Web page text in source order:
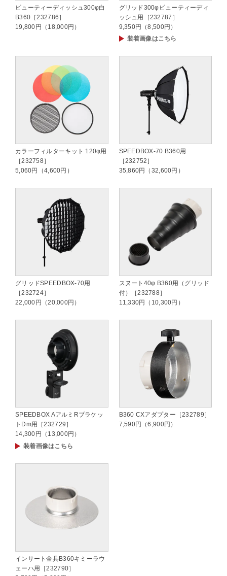
ビューティーディッシュ300φ白
B360［232786］
19,800円（18,000円）
グリッド300φビューティーディ
ッシュ用［232787］
9,350円（8,500円）
装着画像はこちら
カラーフィルターキット 120φ用
［232758］
5,060円（4,600円）
SPEEDBOX-70 B360用
［232752］
35,860円（32,600円）
グリッドSPEEDBOX-70用
［232724］
22,000円（20,000円）
スヌート40φ B360用（グリッド
付）［232788］
11,330円（10,300円）
SPEEDBOX AアルミRブラケッ
トDm用［232729］
14,300円（13,000円）
装着画像はこちら
B360 CXアダプター［232789］
7,590円（6,900円）
インサート金具B360キミーラウ
ェーハ用［232790］